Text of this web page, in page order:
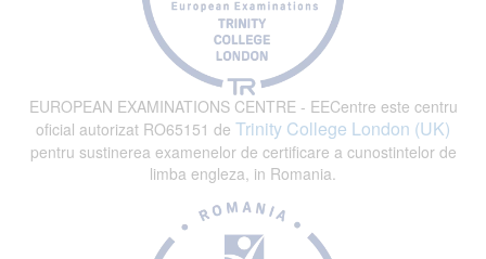
EUROPEAN EXAMINATIONS CENTRE - EECentre este centru
oficial autorizat RO65151 de Trinity College London (UK)
pentru sustinerea examenelor de certificare a cunostintelor de
limba engleza, in Romania.